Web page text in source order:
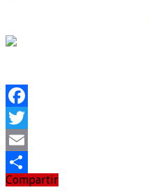
Facebook
Twitter
Email
Compartir
Compartir